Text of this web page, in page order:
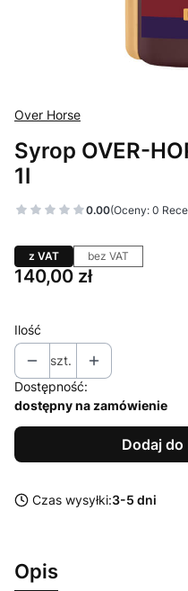
Over Horse
Syrop OVER-
1l
0.00(Oceny: 0
z VAT bez VAT
Cena
140,00 zł
Ilość
szt.
Dostępność:
dostępny na zamówienie
Dodaj
Czas wysyłki:3-5 dni
Opis